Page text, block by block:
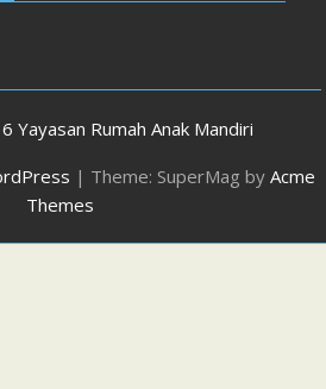
Yayasan Rumah Anak Mandiri
| Theme: SuperMag by Acme
Themes